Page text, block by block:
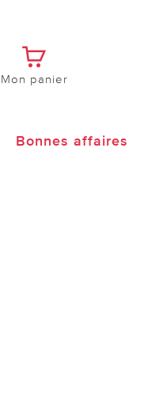
Mon panier
Bonnes affaires